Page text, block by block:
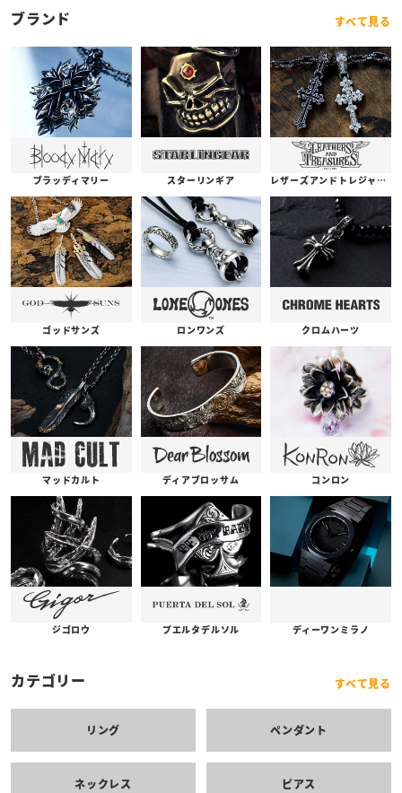
ブランド すべて見る
ブラッディマリー スターリンギア レザーズアンドトレジャーズ
ゴッドサンズ ロンワンズ クロムハーツ
マッドカルト ディアブロッサム コンロン
ジゴロウ プエルタデルソル ディーワンミラノ
カテゴリー すべて見る
リング ペンダント
ネックレス ピアス